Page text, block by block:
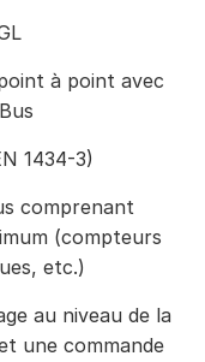
à point avec
1434-3)
comprenant
(compteurs
etc.)
au niveau de la
une commande